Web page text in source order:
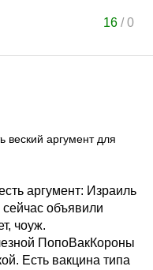
16 /0
веский аргумент для
аргумент: Израиль
объявили
чоуж.
ПопоВакКороны
Есть вакцина типа